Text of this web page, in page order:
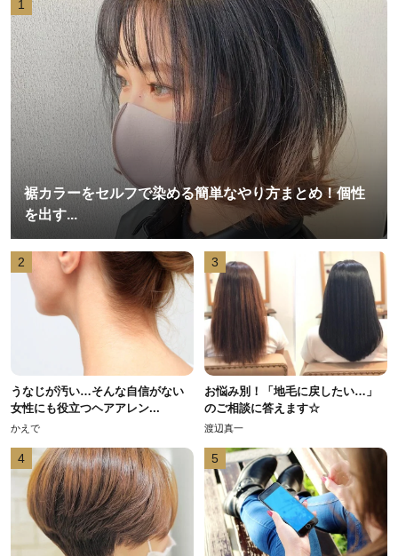
1
裾カラーをセルフで染める簡単なやり方まとめ！個性
を出す...
2
うなじが汚い…そんな自信がない
女性にも役立つヘアアレン...
かえで
3
お悩み別！「地毛に戻したい…」
のご相談に答えます☆
渡辺真一
4 5